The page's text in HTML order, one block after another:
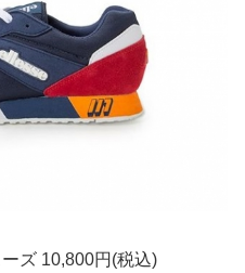
ズ 10,800円(税込)